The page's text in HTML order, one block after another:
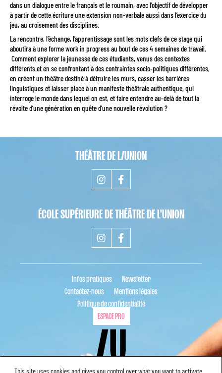
dans un dialogue entre le français et le roumain, avec l’objectif de développer
à partir de cette écriture une extension non-verbale aussi dans l’exercice du
jeu, au croisement des disciplines.
La rencontre, l’échange, l’apprentissage sont les mots clefs de ce stage qui
aboutira à une forme work in progress au bout de ces 4 semaines de travail.
Comment explorer la jeunesse de ces étudiants, venus des contextes
différents et en se confrontant à des contraintes socio-politiques différentes,
en créent un théâtre destiné à détruire les murs, casser les barrières
linguistiques et laisser place à un manifeste théâtrale authentique, qui
interroge le monde dans lequel on est, et faire entendre au-delà de tout la
révolte d’une génération en quête d’une nouvelle révolution ?
THÉÂTRE DE L/UNION
ÉCOLE SUPÉRIEURE DE THÉÂTRE DE L'UNION
Infos pratiques
Newsletter
Contactez-nous
Mentions légales
Politique de confidentialité
ESPACE PRO
This site uses cookies and gives you control over what you want to activate